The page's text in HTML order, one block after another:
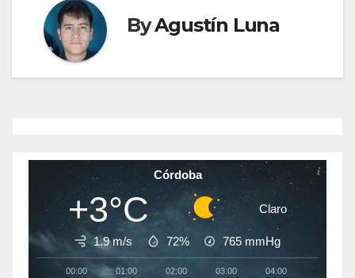
ByAgustín Luna
Córdoba
+3°C Claro
1.9 m/s 72% 765 mmHg
00:00 01:00 02:00 03:00 04:00